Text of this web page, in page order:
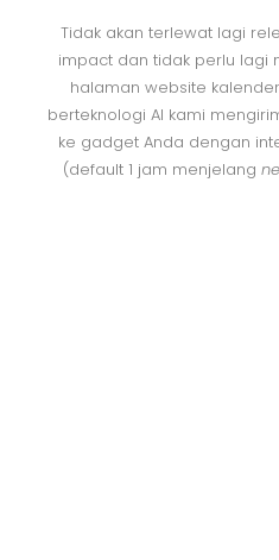
Tidak akan terlewat lagi
impact dan tidak perlu lagi
halaman website
berteknologi AI kami
ke gadget Anda dengan
(default 1 jam menjelang